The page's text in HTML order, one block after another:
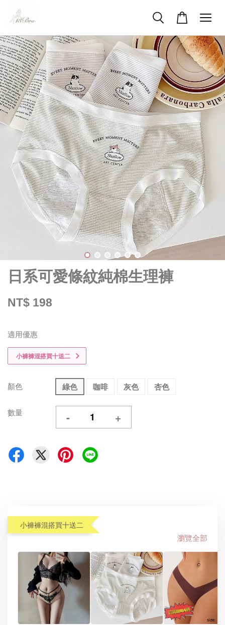
日系可愛條紋純棉生理褲
NT$ 198
適用優惠
小褲褲混搭買十送二
顏色 綠色 咖啡 灰色 杏色
數量 - +
小褲褲混搭買十送二
瀏覽全部